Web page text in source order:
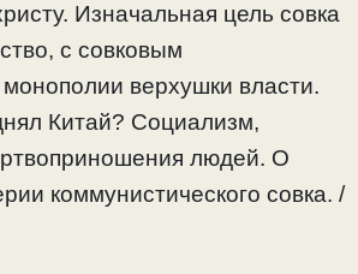
Изначальная цель совка
с совковым
верхушки власти.
Китай? Социализм,
людей. О
коммунистического совка. /